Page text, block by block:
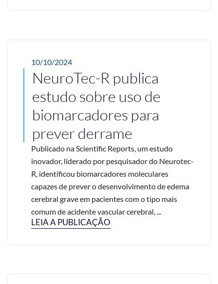
10/10/2024
NeuroTec-R publica
estudo sobre uso de
biomarcadores para
prever derrame
Publicado na Scientific Reports, um estudo
inovador, liderado por pesquisador do Neurotec-
R, identificou biomarcadores moleculares
capazes de prever o desenvolvimento de edema
cerebral grave em pacientes com o tipo mais
comum de acidente vascular cerebral, ...
LEIA A PUBLICAÇÃO